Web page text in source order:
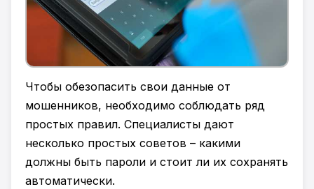
Чтобы обезопасить свои данные от
мошенников, необходимо соблюдать ряд
простых правил. Специалисты дают
несколько простых советов – какими
должны быть пароли и стоит ли их сохранять
автоматически.